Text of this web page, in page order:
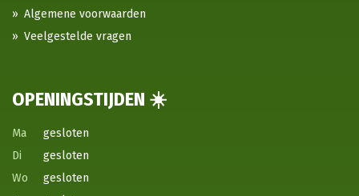
Algemene voorwaarden
Veelgestelde vragen
OPENINGSTIJDEN ☀️
Ma
gesloten
Di
gesloten
Wo
gesloten